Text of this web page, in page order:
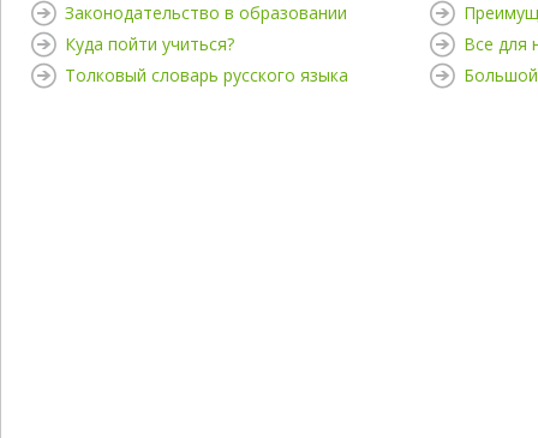
Законодательство в образовании
Куда пойти учиться?
Толковый словарь русского языка
Все для
Большой